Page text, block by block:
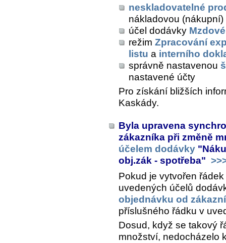
neskladovatelné
nákladovou (nákupní)
účel dodávky
režim Zpracování
listu a interního
správně nastavenou
nastavené účty
Pro získání bližších
Kaskády.
Byla upravena
zákazníka při změně
účelem dodávky
obj.zák - spotřeba"
Pokud je vytvořen
uvedených účelů
objednávku od
příslušného řádku v
Dosud, když se takový
množství, nedocházelo